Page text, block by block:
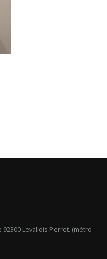
92300 Levallois Perret. (métro